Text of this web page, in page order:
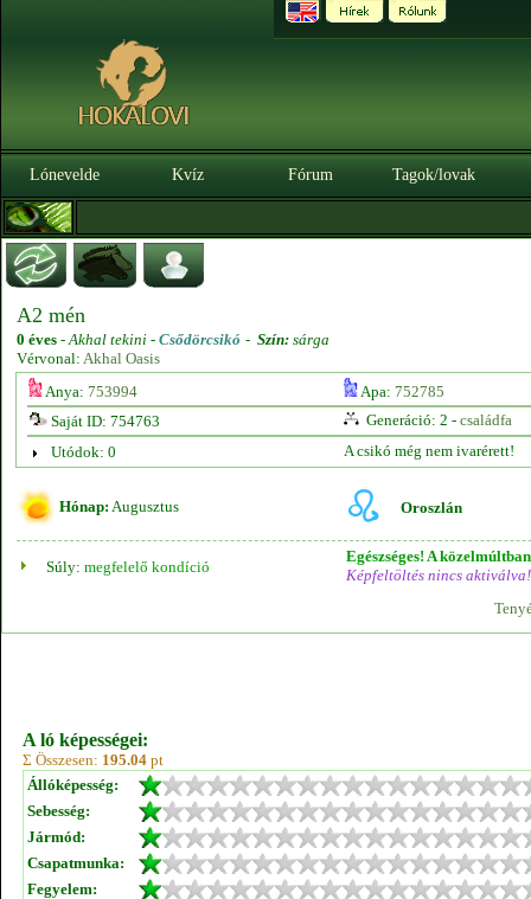
Lónevelde Kvíz Fórum Tagok/lovak
A2 mén
0 éves -Akhal tekini - Csődörcsikó - Szín: sárga
Vérvonal: Akhal Oasis
Anya: 753994 Apa: 752785
Saját ID: 754763
Generáció: 2 - családfa
Utódok: 0
A csikó még nem ivarérett!
Hónap: Augusztus Oroszlán
Súly: megfelelő kondíció
Egészséges! A
Képfeltöltés nincs aktiválva!
A ló képességei:
Σ Összesen: 195.04 pt
Állóképesség:
Sebesség:
Jármód:
Csapatmunka:
Fegyelem: